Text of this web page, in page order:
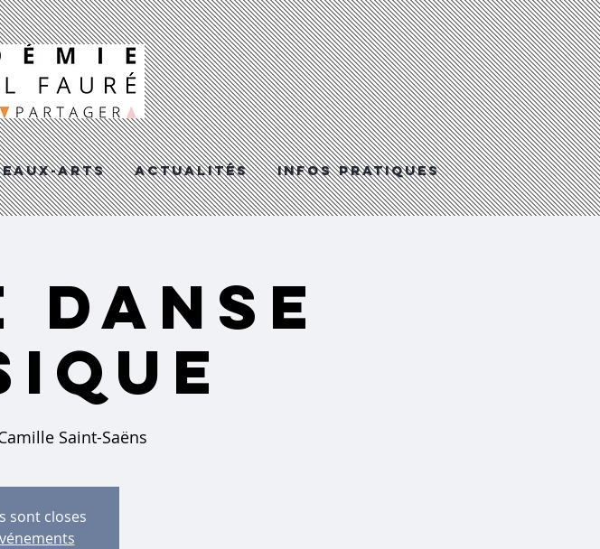
ARTS ACTUALITéS Infos Pratiques
DANSE
Saint-Saëns
sont closes